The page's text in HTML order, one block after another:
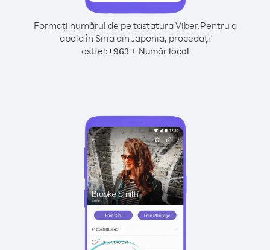
Formați numărul de pe tastatura Viber.Pentru a
apela în Siria din Japonia, procedați
astfel:+963+ Număr local